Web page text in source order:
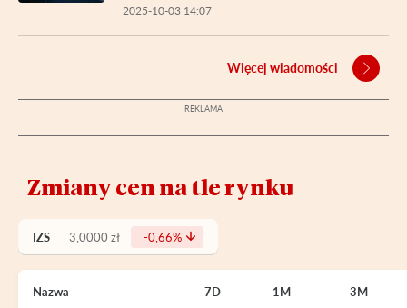
2025-10-03 14:07
Więcej wiadomości
Zmiany cen na tle rynku
IZS 3,0000 zł -0,66%
Nazwa 7D 1M 3M